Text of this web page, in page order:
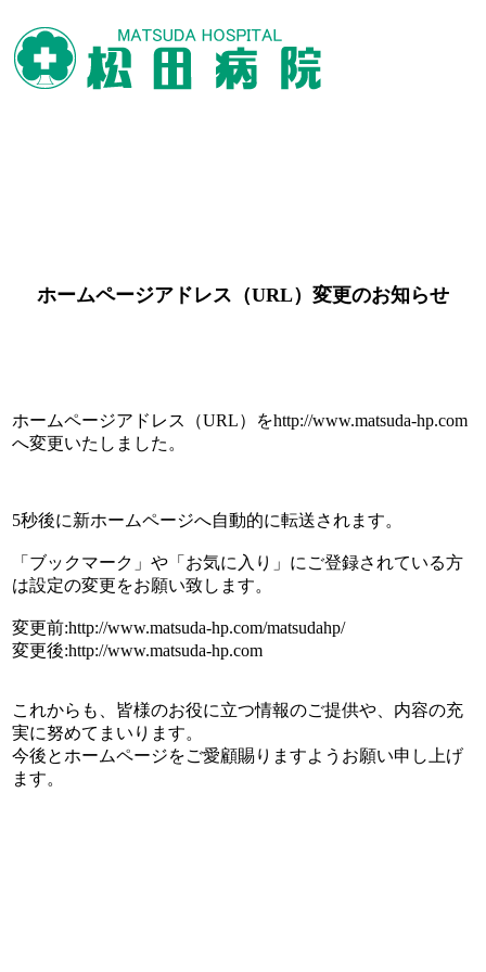
ホームページアドレス（URL）変更のお知らせ
ホームページアドレス（URL）をhttp://www.matsuda-hp.com
へ変更いたしました。
5秒後に新ホームページへ自動的に転送されます。
「ブックマーク」や「お気に入り」にご登録されている方
は設定の変更をお願い致します。
変更前:http://www.matsuda-hp.com/matsudahp/
変更後:http://www.matsuda-hp.com
これからも、皆様のお役に立つ情報のご提供や、内容の充
実に努めてまいります。
今後とホームページをご愛顧賜りますようお願い申し上げ
ます。